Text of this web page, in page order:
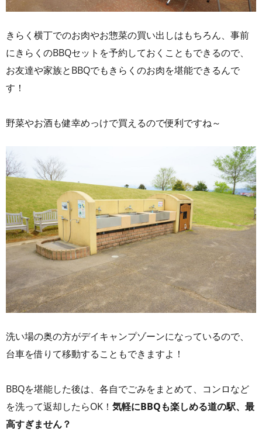
きらく横丁でのお肉やお惣菜の買い出しはもちろん、事前
にきらくのBBQセットを予約しておくこともできるので、
お友達や家族とBBQでもきらくのお肉を堪能できるんで
す！
野菜やお酒も健幸めっけで買えるので便利ですね～
洗い場の奥の方がデイキャンプゾーンになっているので、
台車を借りて移動することもできますよ！
BBQを堪能した後は、各自でごみをまとめて、コンロなど
を洗って返却したらOK！ 気軽にBBQも楽しめる道の駅、最
高すぎません？